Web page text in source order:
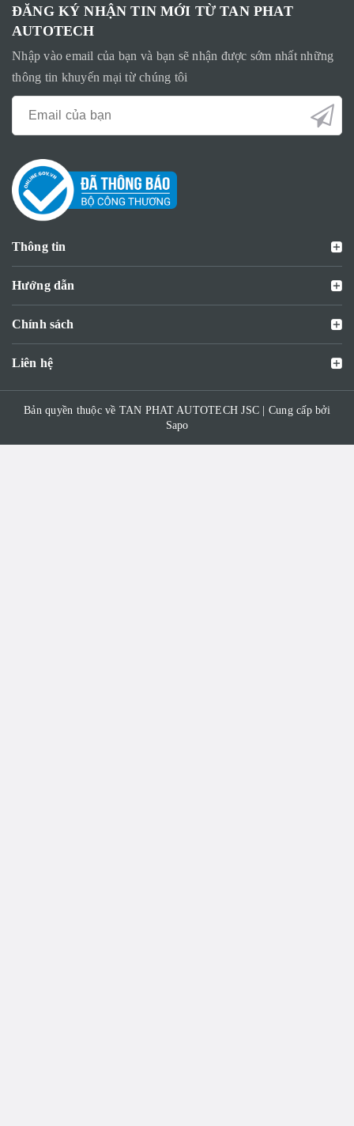
ĐĂNG KÝ NHẬN TIN MỚI TỪ TAN PHAT
AUTOTECH
Nhập vào email của bạn và bạn sẽ nhận được sớm nhất những
thông tin khuyến mại từ chúng tôi
Thông tin
Hướng dẫn
Chính sách
Liên hệ
Bản quyền thuộc về TAN PHAT AUTOTECH JSC | Cung cấp bởi
Sapo